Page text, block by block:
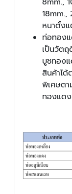
18mm.,
หนาตั้ง
ท่อทอง
เป็นวัตถุ
บูชทอง
สินค้าไ
พิเศษตา
ทองแดง